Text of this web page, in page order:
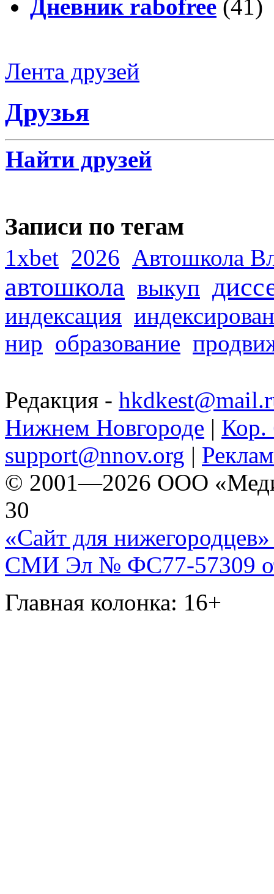
Дневник rabofree (41)
Лента друзей
Друзья
Найти друзей
Записи по тегам
1xbet 2026 Автошкола
автошкола выкуп
индексация
нир образование
Редакция -
Нижнем Новгороде | Кор.
support@nnov.org |
© 2001—2026 ООО
30
«Сайт для нижегородцев»
СМИ Эл № ФС77-57309
Главная колонка: 16+